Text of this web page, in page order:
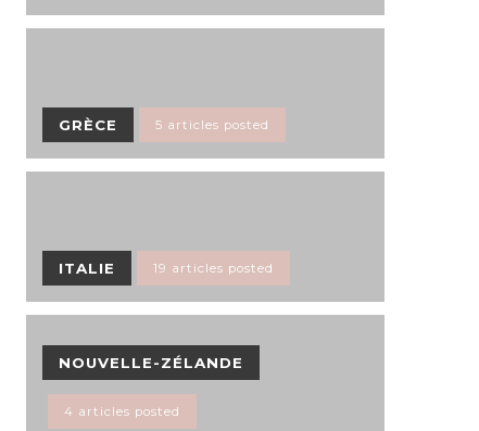
GRÈCE 5 articles posted
ITALIE 19 articles posted
NOUVELLE-ZÉLANDE
4 articles posted